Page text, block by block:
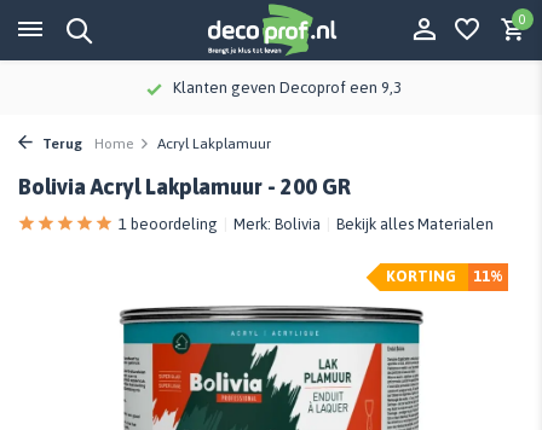
0
Klanten geven Decoprof een 9,3
Terug Home Acryl Lakplamuur
Bolivia Acryl Lakplamuur - 200 GR
1 beoordeling Merk: Bolivia Bekijk alles Materialen
11%
KORTING